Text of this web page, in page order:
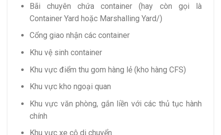
Bãi chuyên chứa container (hay còn gọi là
Container Yard hoặc Marshalling Yard/)
Cổng giao nhận các container
Khu vệ sinh container
Khu vực điểm thu gom hàng lẻ (kho hàng CFS)
Khu vực kho ngoại quan
Khu vực văn phòng, gắn liền với các thủ tục hành
chính
Khu vực xe cộ di chuyển